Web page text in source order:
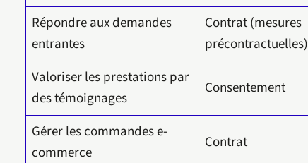
Répondre aux demandes
entrantes
Contrat (mesures
précontractuelles)
Valoriser les prestations par
des témoignages
Consentement
Gérer les commandes e-
commerce
Contrat